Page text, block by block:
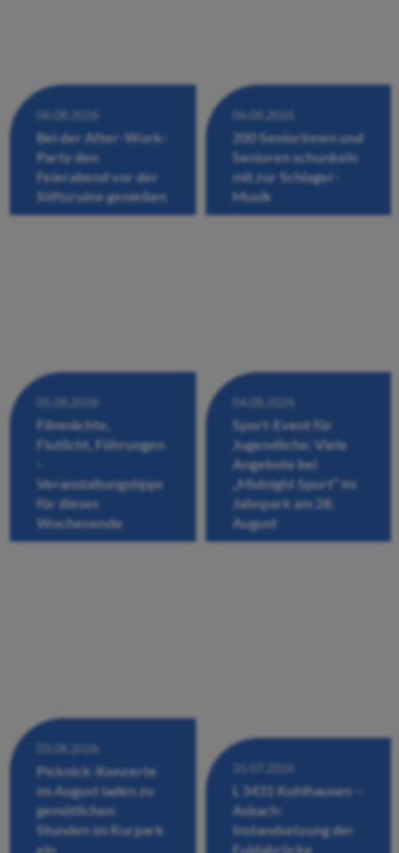
06.08.2026
Bei der After-Work-
Party den
Feierabend vor der
Stiftsruine genießen
06.08.2026
200 Seniorinnen und
Senioren schunkeln
mit zur Schlager-
Musik
05.08.2026
Filmnächte,
Flutlicht, Führungen
Veranstaltungstipps
für dieses
Wochenende
04.08.2026
Sport-Event für
Jugendliche: Viele
Angebote bei
„Midnight Sport“ im
Jahnpark am 28.
August
03.08.2026
Picknick-Konzerte
im August laden zu
gemütlichen
Stunden im Kurpark
ein
31.07.2026
L 3431 Kohlhausen –
Asbach:
Instandsetzung der
Fuldabrücke